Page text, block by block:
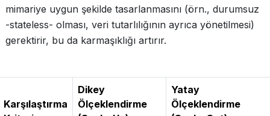
mimariye uygun şekilde tasarlanmasını (örn., durumsuz
-stateless- olması, veri tutarlılığının ayrıca yönetilmesi)
gerektirir, bu da karmaşıklığı artırır.
Karşılaştırma
Dikey
Ölçeklendirme
Yatay
Ölçeklendirme